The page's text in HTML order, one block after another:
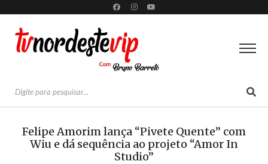
Felipe Amorim lança “Pivete Quente” com
Wiu e dá sequência ao projeto “Amor In
Studio”